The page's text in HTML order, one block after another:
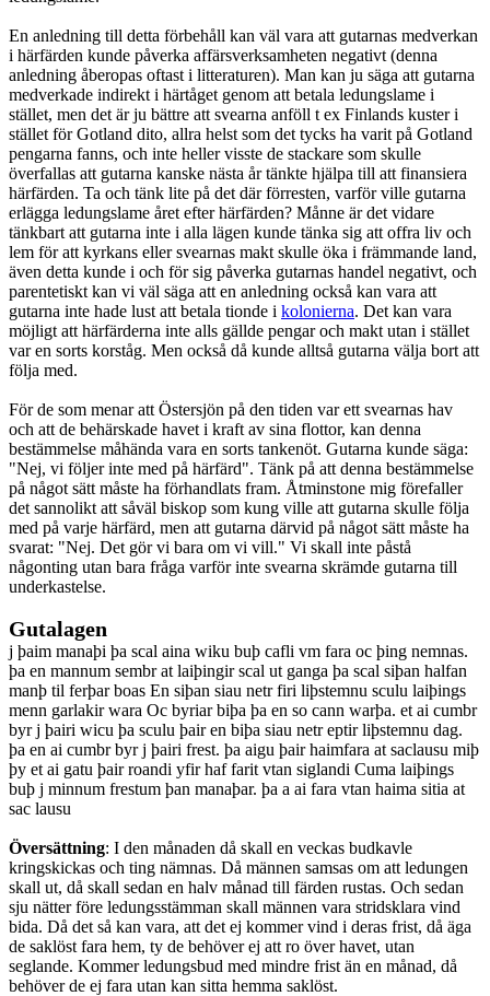
En anledning till detta förbehåll kan väl vara att gutarnas medverkan
i härfärden kunde påverka affärsverksamheten negativt (denna
anledning åberopas oftast i litteraturen). Man kan ju säga att gutarna
medverkade indirekt i härtåget genom att betala ledungslame i
stället, men det är ju bättre att svearna anföll t ex Finlands kuster i
stället för Gotland dito, allra helst som det tycks ha varit på Gotland
pengarna fanns, och inte heller visste de stackare som skulle
överfallas att gutarna kanske nästa år tänkte hjälpa till att finansiera
härfärden. Ta och tänk lite på det där förresten, varför ville gutarna
erlägga ledungslame året efter härfärden? Månne är det vidare
tänkbart att gutarna inte i alla lägen kunde tänka sig att offra liv och
lem för att kyrkans eller svearnas makt skulle öka i främmande land,
även detta kunde i och för sig påverka gutarnas handel negativt, och
parentetiskt kan vi väl säga att en anledning också kan vara att
gutarna inte hade lust att betala tionde i kolonierna. Det kan vara
möjligt att härfärderna inte alls gällde pengar och makt utan i stället
var en sorts korståg. Men också då kunde alltså gutarna välja bort att
följa med.
För de som menar att Östersjön på den tiden var ett svearnas hav
och att de behärskade havet i kraft av sina flottor, kan denna
bestämmelse måhända vara en sorts tankenöt. Gutarna kunde säga:
"Nej, vi följer inte med på härfärd". Tänk på att denna bestämmelse
på något sätt måste ha förhandlats fram. Åtminstone mig förefaller
det sannolikt att såväl biskop som kung ville att gutarna skulle följa
med på varje härfärd, men att gutarna därvid på något sätt måste ha
svarat: "Nej. Det gör vi bara om vi vill." Vi skall inte påstå
någonting utan bara fråga varför inte svearna skrämde gutarna till
underkastelse.
Gutalagen
j þaim manaþi þa scal aina wiku buþ cafli vm fara oc þing nemnas.
þa en mannum sembr at laiþingir scal ut ganga þa scal siþan halfan
manþ til ferþar boas En siþan siau netr firi liþstemnu sculu laiþings
menn garlakir wara Oc byriar biþa þa en so cann warþa. et ai cumbr
byr j þairi wicu þa sculu þair en biþa siau netr eptir liþstemnu dag.
þa en ai cumbr byr j þairi frest. þa aigu þair haimfara at saclausu miþ
þy et ai gatu þair roandi yfir haf farit vtan siglandi Cuma laiþings
buþ j minnum frestum þan manaþar. þa a ai fara vtan haima sitia at
sac lausu
Översättning: I den månaden då skall en veckas budkavle
kringskickas och ting nämnas. Då männen samsas om att ledungen
skall ut, då skall sedan en halv månad till färden rustas. Och sedan
sju nätter före ledungsstämman skall männen vara stridsklara vind
bida. Då det så kan vara, att det ej kommer vind i deras frist, då äga
de saklöst fara hem, ty de behöver ej att ro över havet, utan
seglande. Kommer ledungsbud med mindre frist än en månad, då
behöver de ej fara utan kan sitta hemma saklöst.